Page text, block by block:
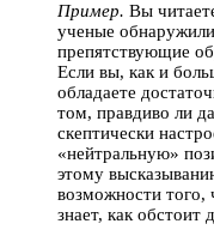
Пример. Вы
ученые
препятствующие
Если вы, как и
обладаете
том, правдиво ли
скептически
«нейтральную»
этому
возможности
знает, как обстоит